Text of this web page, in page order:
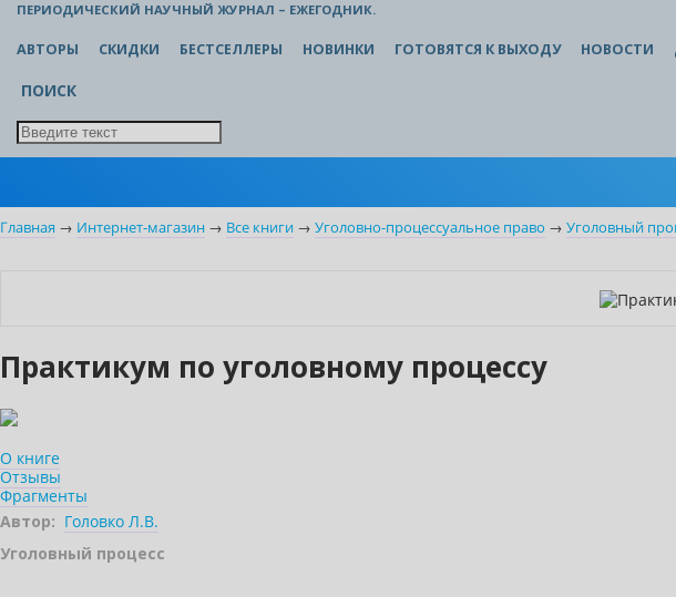
ПЕРИОДИЧЕСКИЙ НАУЧНЫЙ ЖУРНАЛ – ЕЖЕГОДНИК.
АВТОРЫ СКИДКИ БЕСТСЕЛЛЕРЫ НОВИНКИ ГОТОВЯТСЯ К ВЫХОДУ НОВОСТИ
ПОИСК
Главная → Интернет-магазин → Все книги → Уголовно-процессуальное право → Уголовный
Практикум по уголовному процессу
О книге
Отзывы
Фрагменты
Автор: Головко Л.В.
Уголовный процесс